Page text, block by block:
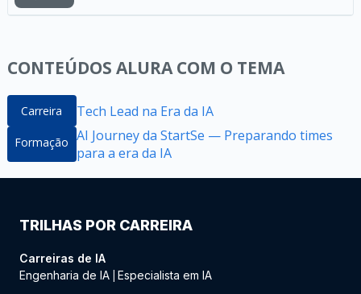
CONTEÚDOS ALURA COM O TEMA
Carreira Tech Lead na Era da IA
Formação AI Journey da StartSe — Preparando times
para a era da IA
TRILHAS POR CARREIRA
Carreiras de IA
Engenharia de IA Especialista em IA